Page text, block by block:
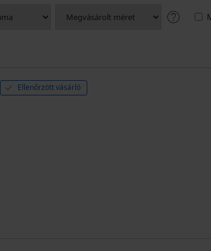
Ellenőrzött vásárló